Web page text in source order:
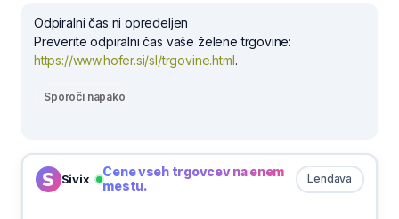
Odpiralni čas ni opredeljen
Preverite odpiralni čas vaše želene trgovine:
https://www.hofer.si/sl/trgovine.html.
Sporoči napako
Sivix Lendava
Cene vseh trgovcev na enem
mestu.